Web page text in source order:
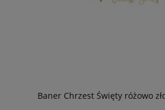
Baner Chrzest Święty różowo